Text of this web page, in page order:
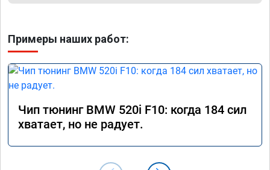
Примеры наших работ:
Чип тюнинг BMW 520i F10: когда 184 сил
хватает, но не радует.